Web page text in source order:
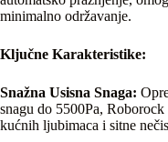
minimalno održavanje.
Ključne Karakteristike:
Snažna Usisna Snaga:
snagu do 5500Pa,
kućnih ljubimaca i sitne